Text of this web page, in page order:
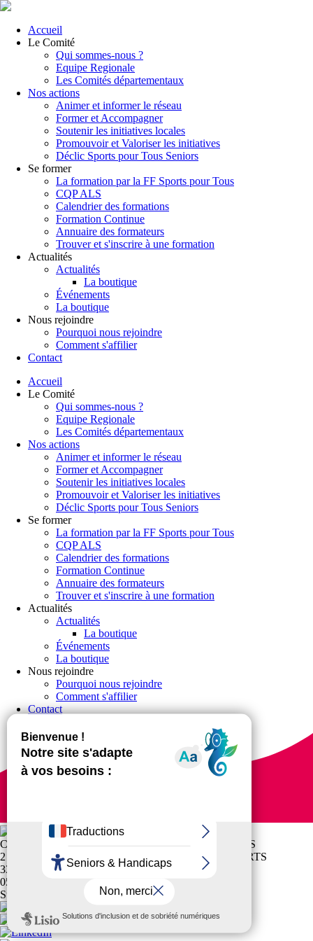
Accueil
Le Comité
Qui sommes-nous ?
Equipe Regionale
Les Comités départementaux
Nos actions
Animer et informer le réseau
Former et Accompagner
Soutenir les initiatives locales
Promouvoir et Valoriser les initiatives
Déclic Sports pour Tous Seniors
Se former
La formation par la FF Sports pour Tous
CQP ALS
Calendrier des formations
Formation Continue
Annuaire des formateurs
Trouver et s'inscrire à une formation
Actualités
Actualités
La boutique
Événements
La boutique
Nous rejoindre
Pourquoi nous rejoindre
Comment s'affilier
Contact
Accueil
Le Comité
Qui sommes-nous ?
Equipe Regionale
Les Comités départementaux
Nos actions
Animer et informer le réseau
Former et Accompagner
Soutenir les initiatives locales
Promouvoir et Valoriser les initiatives
Déclic Sports pour Tous Seniors
Se former
La formation par la FF Sports pour Tous
CQP ALS
Calendrier des formations
Formation Continue
Annuaire des formateurs
Trouver et s'inscrire à une formation
Actualités
Actualités
La boutique
Événements
La boutique
Nous rejoindre
Pourquoi nous rejoindre
Comment s'affilier
Contact
CR NOUVELLE-AQUITAINE SPORTS POUR TOUS
2 AVENUE DE L'UNIVERSITE MAISON DES SPORTS
33400 TALENCE
05 40 54 66 18
Suivez-nous !